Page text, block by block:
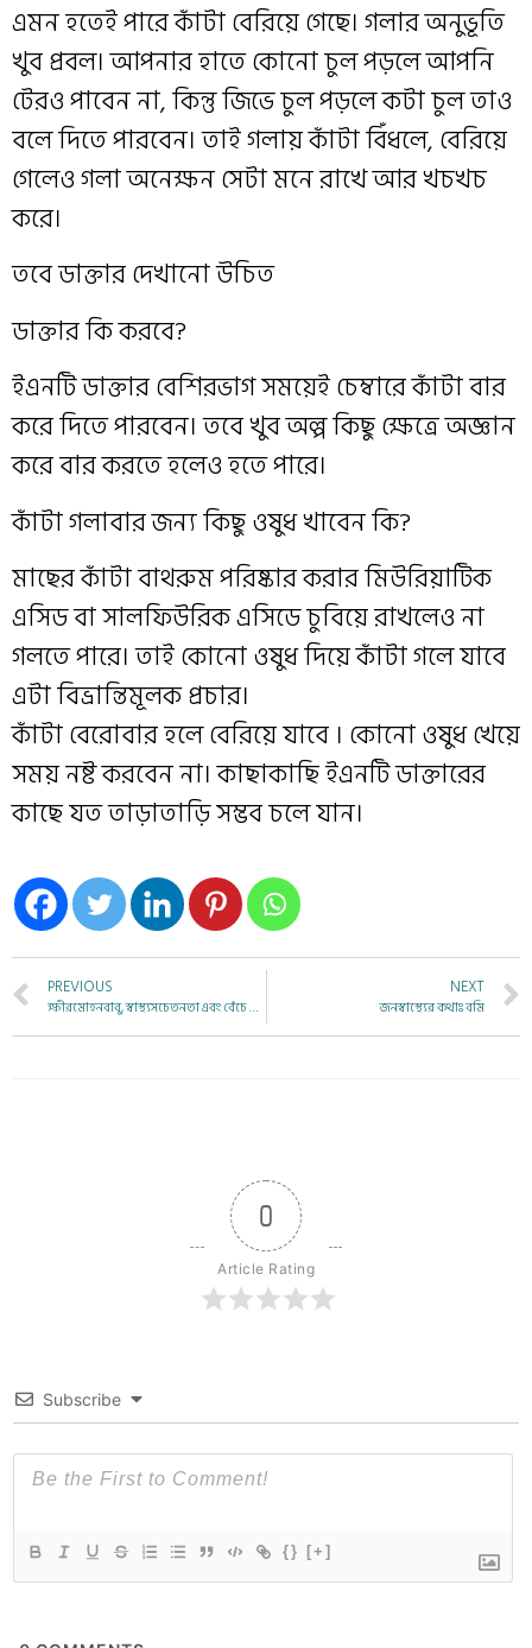
এমন হতেই পারে কাঁটা বেরিয়ে গেছে। গলার অনুভূতি
খুব প্রবল। আপনার হাতে কোনো চুল পড়লে আপনি
টেরও পাবেন না, কিন্তু জিভে চুল পড়লে কটা চুল তাও
বলে দিতে পারবেন। তাই গলায় কাঁটা বিঁধলে, বেরিয়ে
গেলেও গলা অনেক্ষন সেটা মনে রাখে আর খচখচ
করে।
তবে ডাক্তার দেখানো উচিত
ডাক্তার কি করবে?
ইএনটি ডাক্তার বেশিরভাগ সময়েই চেম্বারে কাঁটা বার
করে দিতে পারবেন। তবে খুব অল্প কিছু ক্ষেত্রে অজ্ঞান
করে বার করতে হলেও হতে পারে।
কাঁটা গলাবার জন্য কিছু ওষুধ খাবেন কি?
মাছের কাঁটা বাথরুম পরিষ্কার করার মিউরিয়াটিক
এসিড বা সালফিউরিক এসিডে চুবিয়ে রাখলেও না
গলতে পারে। তাই কোনো ওষুধ দিয়ে কাঁটা গলে যাবে
এটা বিভ্রান্তিমূলক প্রচার।
কাঁটা বেরোবার হলে বেরিয়ে যাবে । কোনো ওষুধ খেয়ে
সময় নষ্ট করবেন না। কাছাকাছি ইএনটি ডাক্তারের
কাছে যত তাড়াতাড়ি সম্ভব চলে যান।
PREVIOUS
ক্ষীরমোহনবাবু, স্বাস্থ্যসচেতনতা এবং বেঁচে থাকার সহজ পাঠ।
NEXT
জনস্বাস্থ্যের কথাঃ বমি
0
Article Rating
Subscribe
{} [+]